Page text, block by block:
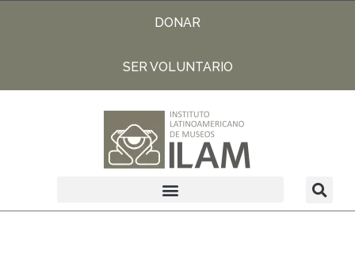
DONAR
SER VOLUNTARIO